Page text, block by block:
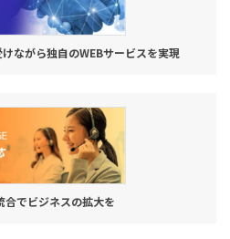
ながら独自のWEBサービスを実現
合でビジネスの拡大を